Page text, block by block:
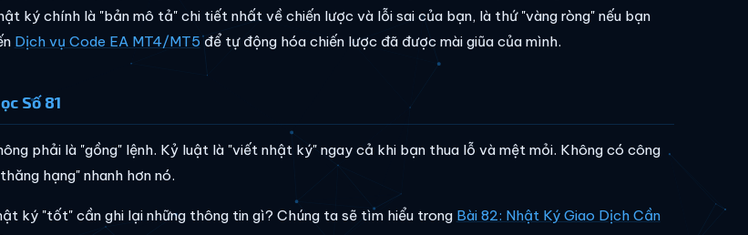
ký chính là "bản mô tả" chi tiết nhất về chiến lược và lỗi sai của bạn, là thứ "vàng ròng" nếu bạn
Dịch vụ Code EA MT4/MT5để tự động hóa chiến lược đã được mài giũa của mình.
Số 81
phải là "gồng" lệnh. Kỷ luật là "viết nhật ký" ngay cả khi bạn thua lỗ và mệt mỏi. Không có công
hạng" nhanh hơn nó.
ký "tốt" cần ghi lại những thông tin gì? Chúng ta sẽ tìm hiểu trong Bài 82: Nhật Ký Giao Dịch Cần